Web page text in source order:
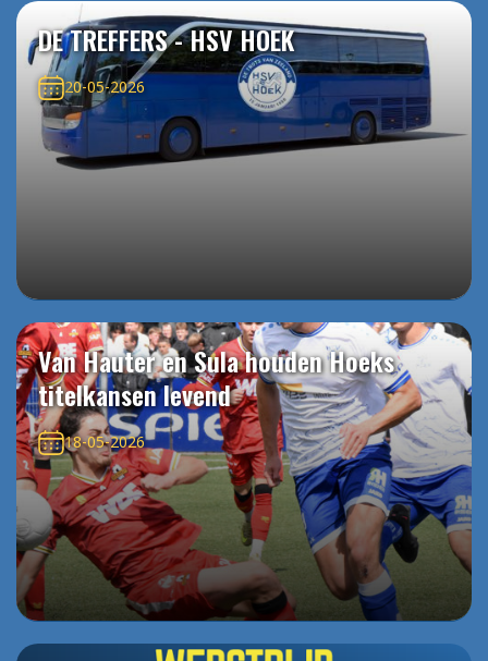
DE TREFFERS - HSV HOEK
20-05-2026
Van Hauter en Sula houden Hoeks
titelkansen levend
18-05-2026